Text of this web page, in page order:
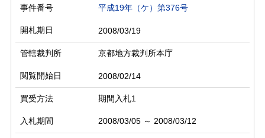
事件番号 平成19年（ケ）第376号
開札期日 2008/03/19
管轄裁判所 京都地方裁判所本庁
閲覧開始日 2008/02/14
買受方法 期間入札1
入札期間 2008/03/05 ～ 2008/03/12